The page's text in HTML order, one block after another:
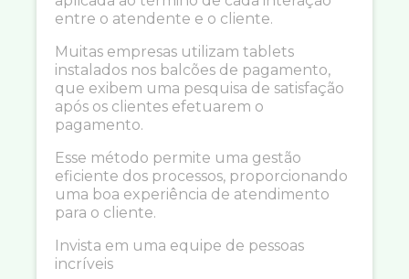
entre o atendente e o cliente.
Muitas empresas utilizam tablets
instalados nos balcões de pagamento,
que exibem uma pesquisa de satisfação
após os clientes efetuarem o
pagamento.
Esse método permite uma gestão
eficiente dos processos, proporcionando
uma boa experiência de atendimento
para o cliente.
Invista em uma equipe de pessoas
incríveis